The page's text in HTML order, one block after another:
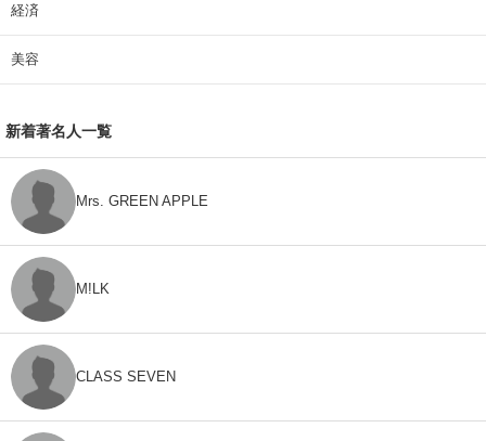
経済
美容
新着著名人一覧
Mrs. GREEN APPLE
M!LK
CLASS SEVEN